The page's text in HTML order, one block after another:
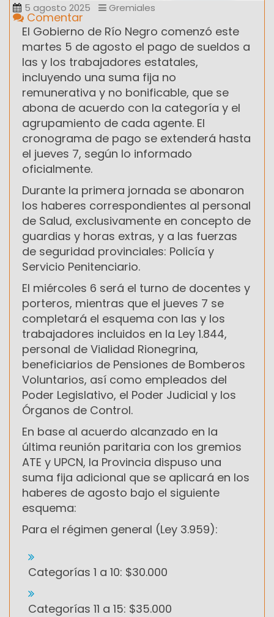
5 agosto 2025 Gremiales
Comentar
El Gobierno de Río Negro comenzó este
martes 5 de agosto el pago de sueldos a
las y los trabajadores estatales,
incluyendo una suma fija no
remunerativa y no bonificable, que se
abona de acuerdo con la categoría y el
agrupamiento de cada agente. El
cronograma de pago se extenderá hasta
el jueves 7, según lo informado
oficialmente.
Durante la primera jornada se abonaron
los haberes correspondientes al personal
de Salud, exclusivamente en concepto de
guardias y horas extras, y a las fuerzas
de seguridad provinciales: Policía y
Servicio Penitenciario.
El miércoles 6 será el turno de docentes y
porteros, mientras que el jueves 7 se
completará el esquema con las y los
trabajadores incluidos en la Ley 1.844,
personal de Vialidad Rionegrina,
beneficiarios de Pensiones de Bomberos
Voluntarios, así como empleados del
Poder Legislativo, el Poder Judicial y los
Órganos de Control.
En base al acuerdo alcanzado en la
última reunión paritaria con los gremios
ATE y UPCN, la Provincia dispuso una
suma fija adicional que se aplicará en los
haberes de agosto bajo el siguiente
esquema:
Para el régimen general (Ley 3.959):
Categorías 1 a 10: $30.000
Categorías 11 a 15: $35.000